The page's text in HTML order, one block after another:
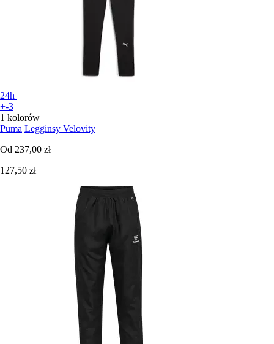
24h
+-3
1 kolorów
Puma Legginsy Velovity
Od 237,00 zł
127,50 zł